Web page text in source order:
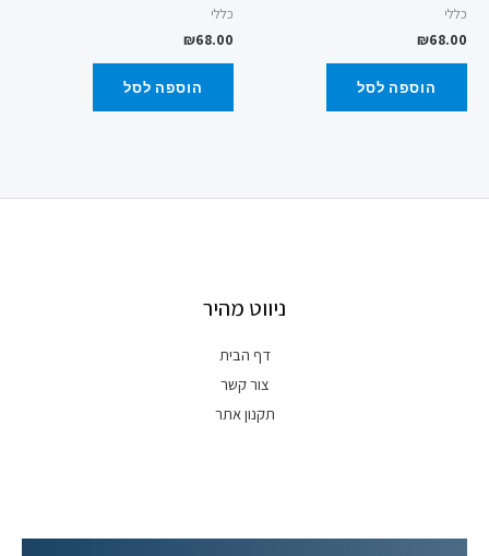
כללי
₪68.00
הוספה לסל
כללי
₪68.00
הוספה לסל
ניווט מהיר
דף הבית
צור קשר
תקנון אתר